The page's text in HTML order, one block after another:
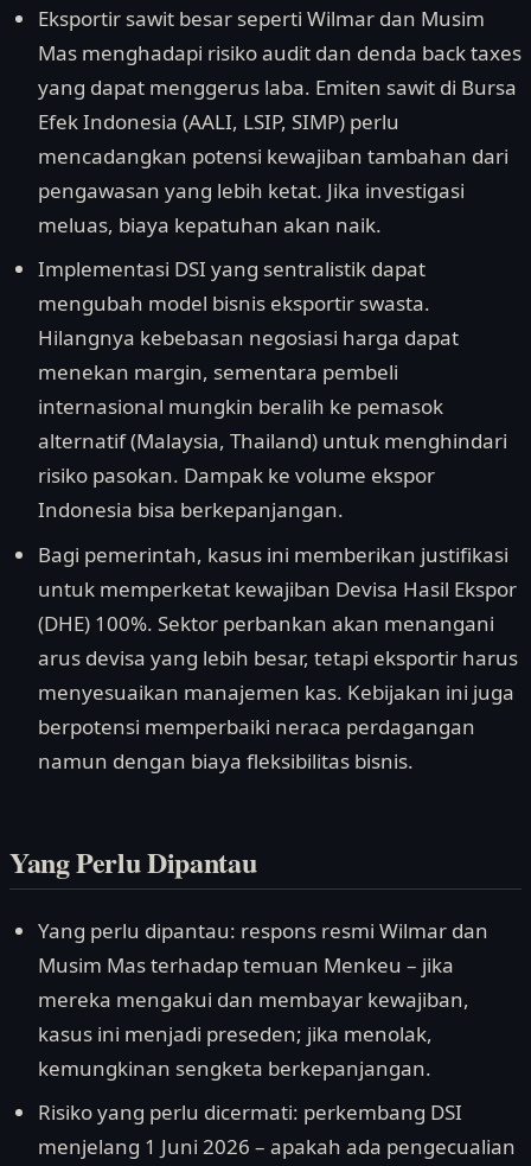
Eksportir sawit besar seperti Wilmar dan Musim
Mas menghadapi risiko audit dan denda back taxes
yang dapat menggerus laba. Emiten sawit di Bursa
Efek Indonesia (AALI, LSIP, SIMP) perlu
mencadangkan potensi kewajiban tambahan dari
pengawasan yang lebih ketat. Jika investigasi
meluas, biaya kepatuhan akan naik.
Implementasi DSI yang sentralistik dapat
mengubah model bisnis eksportir swasta.
Hilangnya kebebasan negosiasi harga dapat
menekan margin, sementara pembeli
internasional mungkin beralih ke pemasok
alternatif (Malaysia, Thailand) untuk menghindari
risiko pasokan. Dampak ke volume ekspor
Indonesia bisa berkepanjangan.
Bagi pemerintah, kasus ini memberikan justifikasi
untuk memperketat kewajiban Devisa Hasil Ekspor
(DHE) 100%. Sektor perbankan akan menangani
arus devisa yang lebih besar, tetapi eksportir harus
menyesuaikan manajemen kas. Kebijakan ini juga
berpotensi memperbaiki neraca perdagangan
namun dengan biaya fleksibilitas bisnis.
Yang Perlu Dipantau
Yang perlu dipantau: respons resmi Wilmar dan
Musim Mas terhadap temuan Menkeu – jika
mereka mengakui dan membayar kewajiban,
kasus ini menjadi preseden; jika menolak,
kemungkinan sengketa berkepanjangan.
Risiko yang perlu dicermati: perkembang DSI
menjelang 1 Juni 2026 – apakah ada pengecualian